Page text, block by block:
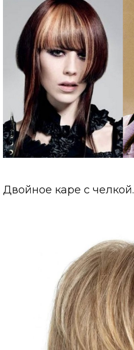
Двойное каре с челкой.